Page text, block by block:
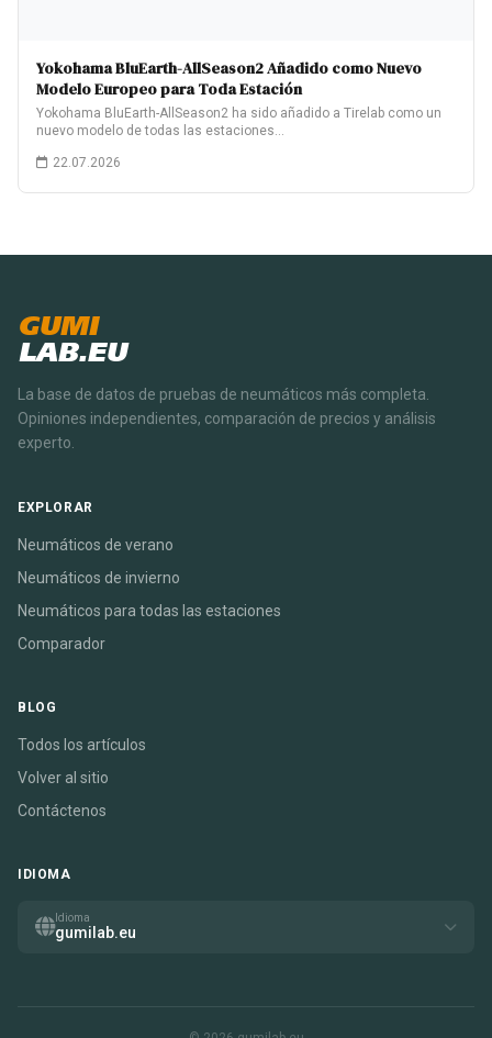
Yokohama BluEarth-AllSeason2 Añadido como Nuevo
Modelo Europeo para Toda Estación
Yokohama BluEarth-AllSeason2 ha sido añadido a Tirelab como un
nuevo modelo de todas las estaciones…
22.07.2026
GUMI
LAB.EU
La base de datos de pruebas de neumáticos más completa.
Opiniones independientes, comparación de precios y análisis
experto.
EXPLORAR
Neumáticos de verano
Neumáticos de invierno
Neumáticos para todas las estaciones
Comparador
BLOG
Todos los artículos
Volver al sitio
Contáctenos
IDIOMA
Idioma
gumilab.eu